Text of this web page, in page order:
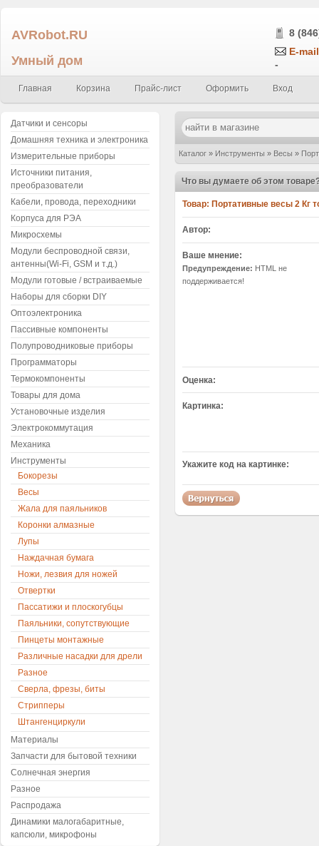
AVRobot.RU
Умный дом
8
E-
-
Главная Корзина Прайс-лист Оформить Вход
Каталог » Инструменты » Весы »
Что вы думаете об этом
Товар: Портативные весы 2 Кг
Автор:
Ваше мнение:
Предупреждение: HTML не
поддерживается!
Оценка:
Картинка:
Укажите код на картинке:
Датчики и сенсоры
Домашняя техника и электроника
Измерительные приборы
Источники питания,
преобразователи
Кабели, провода, переходники
Корпуса для РЭА
Микросхемы
Модули беспроводной связи,
антенны(Wi-Fi, GSM и т.д.)
Модули готовые / встраиваемые
Наборы для сборки DIY
Оптоэлектроника
Пассивные компоненты
Полупроводниковые приборы
Программаторы
Термокомпоненты
Товары для дома
Установочные изделия
Электрокоммутация
Механика
Инструменты
Бокорезы
Весы
Жала для паяльников
Коронки алмазные
Лупы
Наждачная бумага
Ножи, лезвия для ножей
Отвертки
Пассатижи и плоскогубцы
Паяльники, сопутствующие
Пинцеты монтажные
Различные насадки для дрели
Разное
Сверла, фрезы, биты
Стрипперы
Штангенциркули
Материалы
Запчасти для бытовой техники
Солнечная энергия
Разное
Распродажа
Динамики малогабаритные,
капсюли, микрофоны